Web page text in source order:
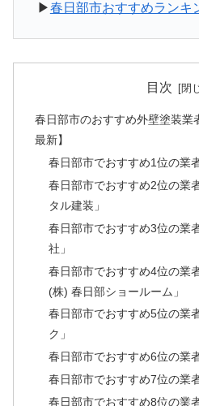
▶春日部市おすすめランキ
目次
春日部市のおすすめ外壁塗装業
最新】
春日部市でおすすめ1位の業
春日部市でおすすめ2位の業
タル建装」
春日部市でおすすめ3位の業
社」
春日部市でおすすめ4位の業
(株) 春日部ショールーム」
春日部市でおすすめ5位の業
ク」
春日部市でおすすめ6位の業
春日部市でおすすめ7位の業
春日部市でおすすめ8位の業